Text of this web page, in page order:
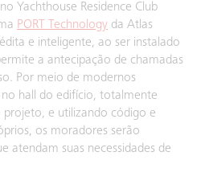
Yachthouse Residence Club
PORT Technology da Atlas
e inteligente, ao ser instalado
a antecipação de chamadas
Por meio de modernos
hall do edifício, totalmente
e utilizando código e
os moradores serão
atendam suas necessidades de